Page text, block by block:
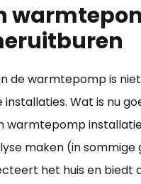
de warmtepomp is
installaties. Wat is nu
warmtepomp
maken (in
het huis en biedt